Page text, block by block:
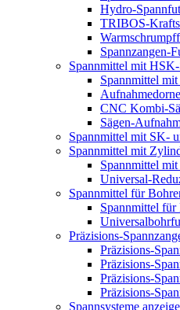
Hydro-
TRIBOS-
Spannzangen-
Spannmittel mit
Spannmittel
CNC Kombi-
Sägen-
Spannmittel mit SK-
Spannmittel mit
Spannmittel
Universal-
Spannmittel für
Spannmittel für
Präzisions-
Präzisions-
Präzisions-
Präzisions-
Präzisions-
Spannsysteme